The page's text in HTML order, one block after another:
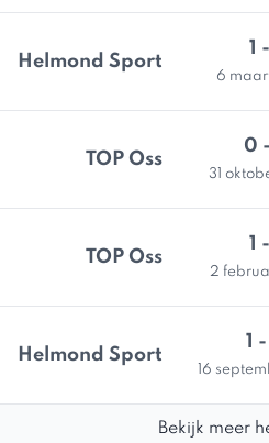
Helmond Sport
1
6
TOP Oss
0
31
TOP Oss
1
2
Helmond Sport
1
16
Bekijk meer